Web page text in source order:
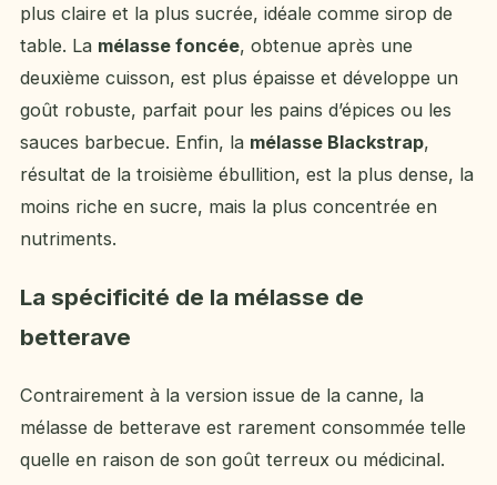
plus claire et la plus sucrée, idéale comme sirop de
table. La mélasse foncée, obtenue après une
deuxième cuisson, est plus épaisse et développe un
goût robuste, parfait pour les pains d’épices ou les
sauces barbecue. Enfin, la mélasse Blackstrap,
résultat de la troisième ébullition, est la plus dense, la
moins riche en sucre, mais la plus concentrée en
nutriments.
La spécificité de la mélasse de
betterave
Contrairement à la version issue de la canne, la
mélasse de betterave est rarement consommée telle
quelle en raison de son goût terreux ou médicinal.